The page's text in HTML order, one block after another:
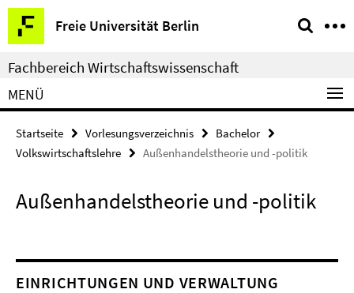
Springe
direkt
zu
Inhalt
Freie Universität Berlin
Service-
Navigation
Fachbereich Wirtschaftswissenschaft
MENÜ
Startseite Vorlesungsverzeichnis
Bachelor
Volkswirtschaftslehre
Außenhandelstheorie und -politik
Außenhandelstheorie und -politik
EINRICHTUNGEN UND VERWALTUNG